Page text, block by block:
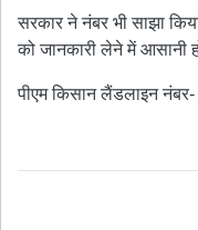
सरकार ने नंबर भी साझा
को जानकारी लेने में आसानी
पीएम किसान लैंडलाइन